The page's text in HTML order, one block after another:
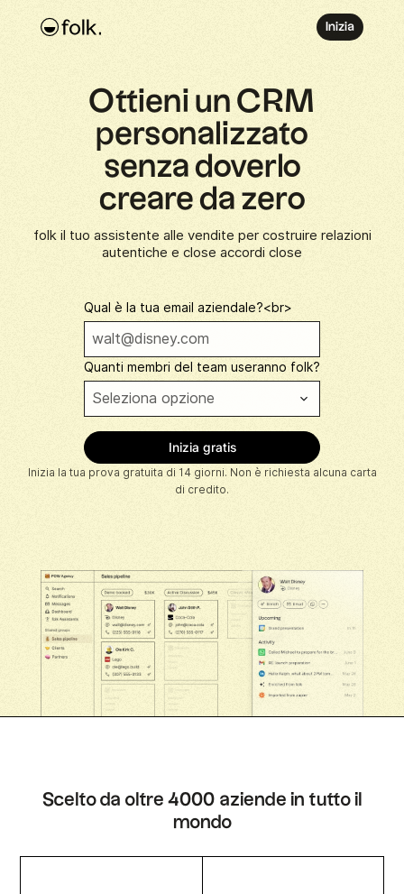
Inizia
Ottieni un CRM
personalizzato
senza doverlo
creare da zero
folk il tuo assistente alle vendite per costruire relazioni
autentiche e close accordi close
Qual è la tua email aziendale?<br>
Quanti membri del team useranno folk?
Inizia la tua prova gratuita di 14 giorni. Non è richiesta alcuna carta
di credito.
Scelto da oltre 4000 aziende in tutto il
mondo